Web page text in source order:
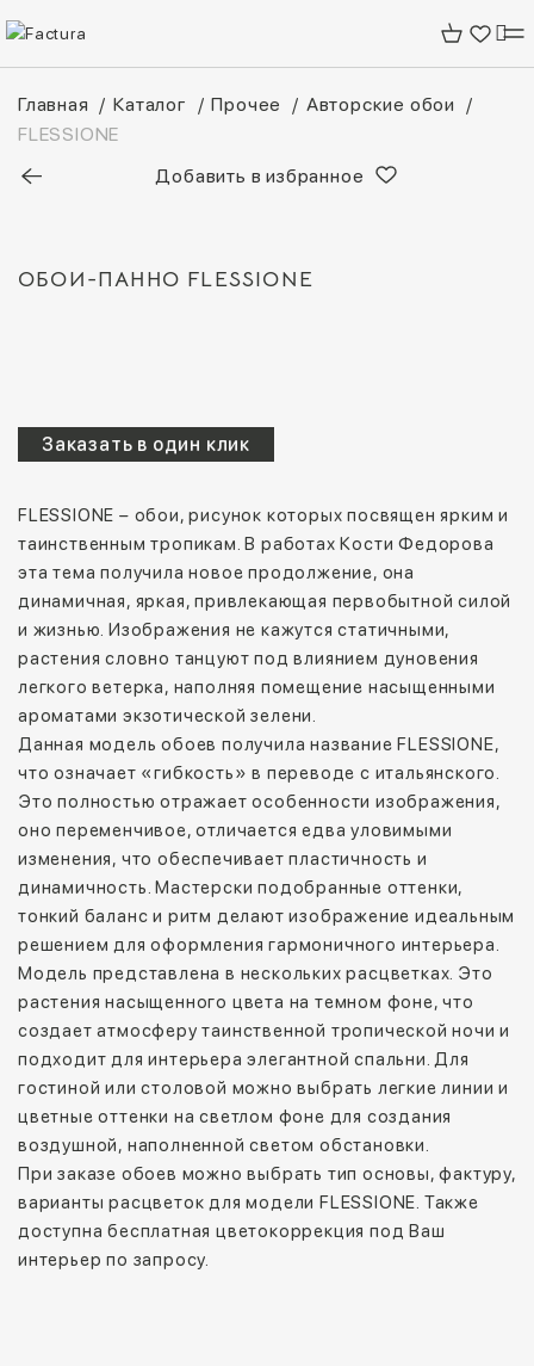
Главная Каталог Прочее
Авторские обои
FLESSIONE
Добавить в избранное
FLESSIONE
Заказать в один клик
FLESSIONE – обои, рисунок которых посвящен ярким и
таинственным тропикам. В работах Кости Федорова
эта тема получила новое продолжение, она
динамичная, яркая, привлекающая первобытной силой
и жизнью. Изображения не кажутся статичными,
растения словно танцуют под влиянием дуновения
легкого ветерка, наполняя помещение насыщенными
ароматами экзотической зелени.
Данная модель обоев получила название FLESSIONE,
что означает «гибкость» в переводе с итальянского.
Это полностью отражает особенности изображения,
оно переменчивое, отличается едва уловимыми
изменения, что обеспечивает пластичность и
динамичность. Мастерски подобранные оттенки,
тонкий баланс и ритм делают изображение идеальным
решением для оформления гармоничного интерьера.
Модель представлена в нескольких расцветках. Это
растения насыщенного цвета на темном фоне, что
создает атмосферу таинственной тропической ночи и
подходит для интерьера элегантной спальни. Для
гостиной или столовой можно выбрать легкие линии и
цветные оттенки на светлом фоне для создания
воздушной, наполненной светом обстановки.
При заказе обоев можно выбрать тип основы, фактуру,
варианты расцветок для модели FLESSIONE. Также
доступна бесплатная цветокоррекция под Ваш
интерьер по запросу.